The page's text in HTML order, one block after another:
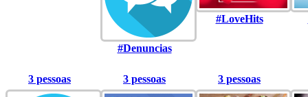
#Denuncias
#LoveHits
3 pessoas 3 pessoas 3 pessoas